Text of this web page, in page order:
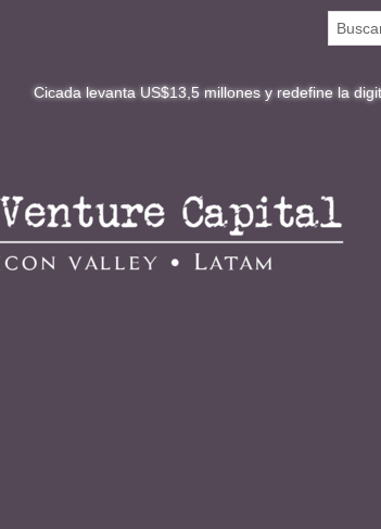
levanta US$13,5 millones y redefine la digitalización